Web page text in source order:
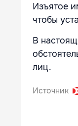
Изъятое
чтобы
В
лиц.
Источник